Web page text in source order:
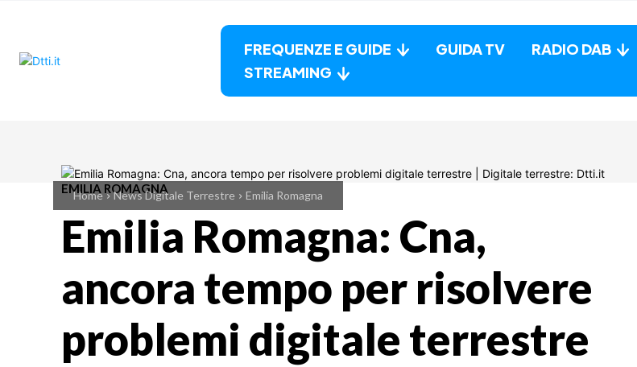
FREQUENZE E GUIDE GUIDA TV RADIO DAB
STREAMING
Home News Digitale Terrestre Emilia Romagna
EMILIA ROMAGNA
Emilia Romagna: Cna,
ancora tempo per risolvere
problemi digitale terrestre